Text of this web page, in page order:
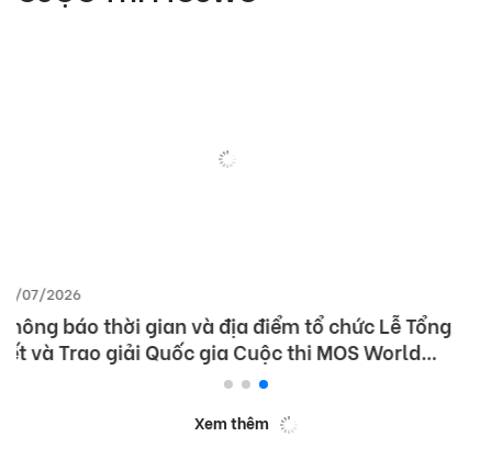
15/06/2026
Thông báo kết quả Vòng chung kết Quốc gia
cuộc thi Vô địch Tin học văn phòng Thế giới 2026
(MOS World Championship 2026)
Xem thêm